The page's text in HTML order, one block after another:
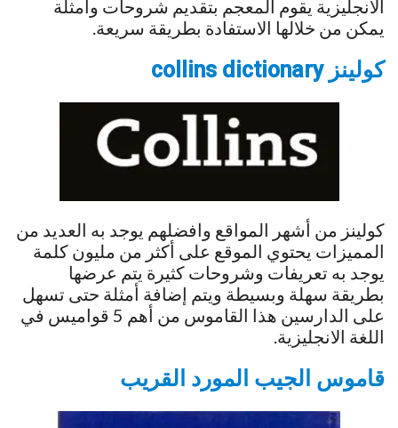
الانجليزية يقوم المعجم بتقديم شروحات وأمثلة
يمكن من خلالها الاستفادة بطريقة سريعة.
كولينز collins dictionary
كولينز من أشهر المواقع وافضلهم يوجد به العديد من
المميزات يحتوي الموقع على أكثر من مليون كلمة
يوجد به تعريفات وشروحات كثيرة يتم عرضها
بطريقة سهلة وبسيطة ويتم إضافة أمثلة حتى تسهل
على الدارسين هذا القاموس من أهم 5 قواميس في
اللغة الانجليزية.
قاموس الجيب المورد القريب